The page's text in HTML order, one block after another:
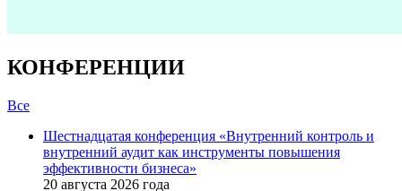
КОНФЕРЕНЦИИ
Все
Шестнадцатая конференция «Внутренний контроль и
внутренний аудит как инструменты повышения
эффективности бизнеса»
20 августа 2026 года